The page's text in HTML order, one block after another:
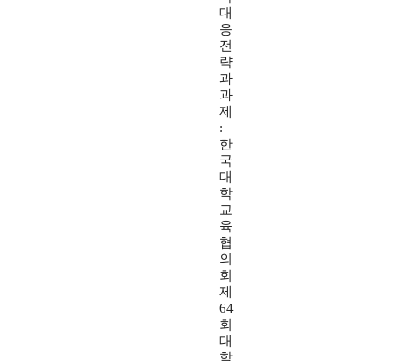
대
응
전
략
과
과
제
:
한
국
대
학
교
육
협
의
회
제
64
회
대
학